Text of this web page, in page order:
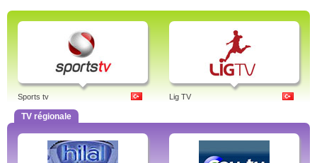
Sports tv Lig TV
TV régionale